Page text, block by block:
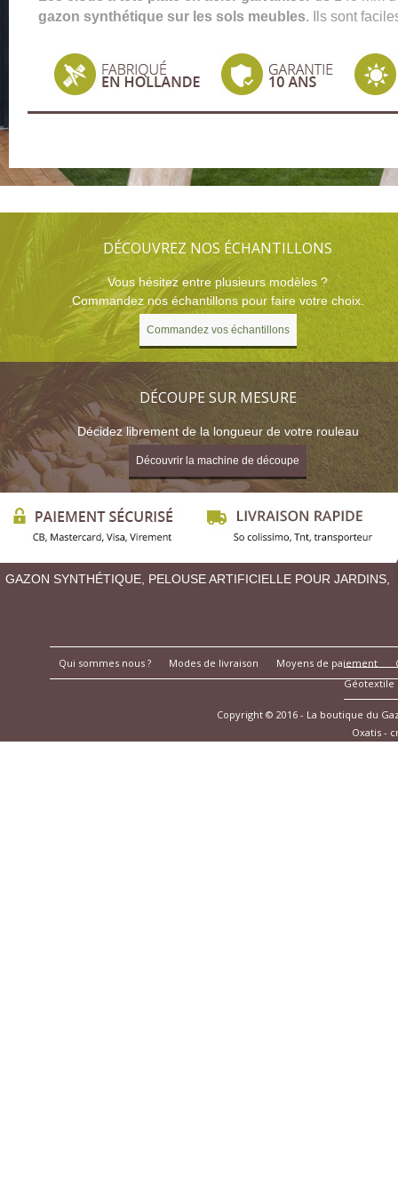
gazon synthétique sur les sols meubles. Ils sont
DÉCOUVREZ NOS ÉCHANTILLONS
Vous hésitez entre plusieurs modèles ?
Commandez nos échantillons pour faire votre choix.
Commandez vos échantillons
DÉCOUPE SUR MESURE
Décidez librement de la longueur de votre rouleau
Découvrir la machine de découpe
GAZON SYNTHÉTIQUE, PELOUSE ARTIFICIELLE POUR JARDINS,
Qui sommes nous ? Modes de livraison Moyens de paiement
Géotextile
Copyright © 2016 - La boutique du
Oxatis -